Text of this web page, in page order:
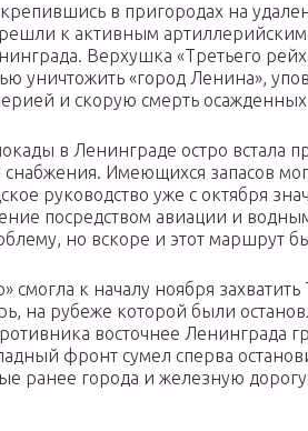
в пригородах на
к активным
Верхушка «Третьего
уничтожить «город Ленина»,
и скорую смерть осажденных
в Ленинграде остро встала
снабжения. Имеющихся запасов
руководство уже с октября
посредством авиации и
но вскоре и этот маршрут
смогла к началу ноября
на рубеже которой были
восточнее Ленинграда
фронт сумел сперва
ранее города и железную